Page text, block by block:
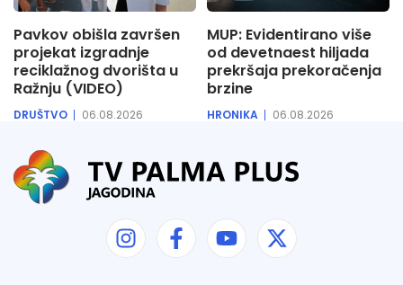
Pavkov obišla završen
projekat izgradnje
reciklažnog dvorišta u
Ražnju (VIDEO)
DRUŠTVO 06.08.2026
MUP: Evidentirano više
od devetnaest hiljada
prekršaja prekoračenja
brzine
HRONIKA 06.08.2026